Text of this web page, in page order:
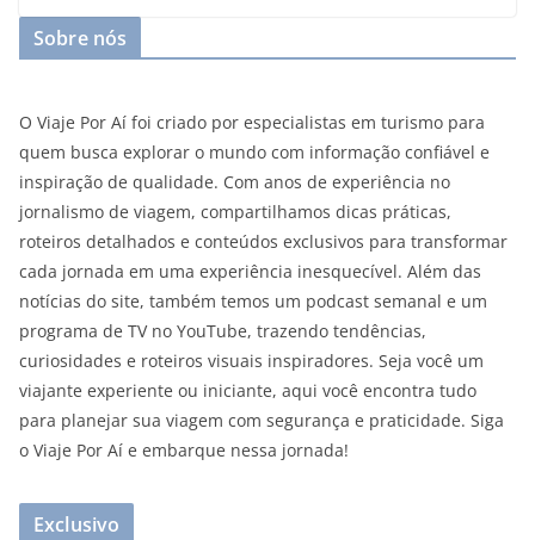
Sobre nós
O Viaje Por Aí foi criado por especialistas em turismo para
quem busca explorar o mundo com informação confiável e
inspiração de qualidade. Com anos de experiência no
jornalismo de viagem, compartilhamos dicas práticas,
roteiros detalhados e conteúdos exclusivos para transformar
cada jornada em uma experiência inesquecível. Além das
notícias do site, também temos um podcast semanal e um
programa de TV no YouTube, trazendo tendências,
curiosidades e roteiros visuais inspiradores. Seja você um
viajante experiente ou iniciante, aqui você encontra tudo
para planejar sua viagem com segurança e praticidade. Siga
o Viaje Por Aí e embarque nessa jornada!
Exclusivo